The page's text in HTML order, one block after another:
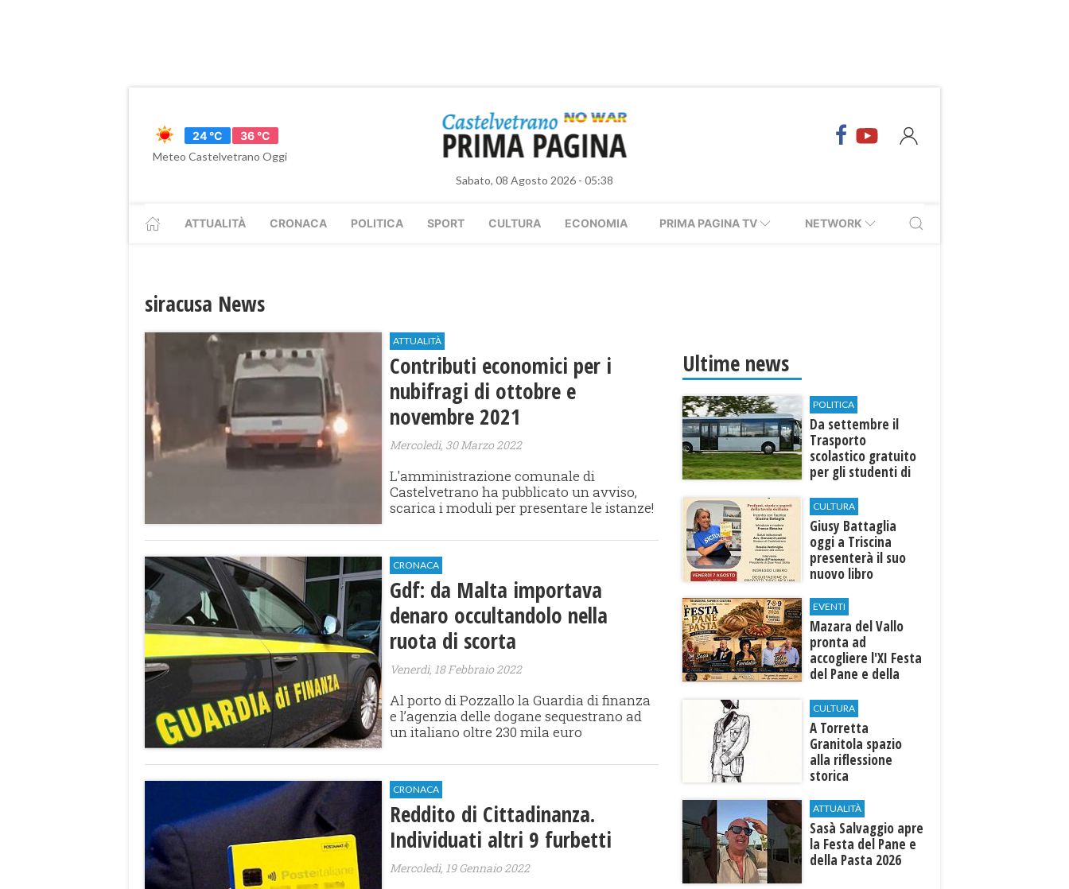
24 °C
36 °C
Meteo Castelvetrano Oggi
Sabato, 08 Agosto 2026 - 05:38
ATTUALITÀ CRONACA POLITICA SPORT CULTURA ECONOMIA PRIMA PAGINA TV NETWORK
siracusa News
ATTUALITÀ
Contributi economici per i
nubifragi di ottobre e
novembre 2021
Mercoledì, 30 Marzo 2022
L'amministrazione comunale di
Castelvetrano ha pubblicato un avviso,
scarica i moduli per presentare le istanze!
CRONACA
Gdf: da Malta importava
denaro occultandolo nella
ruota di scorta
Venerdì, 18 Febbraio 2022
Al porto di Pozzallo la Guardia di finanza
e l’agenzia delle dogane sequestrano ad
un italiano oltre 230 mila euro
CRONACA
Reddito di Cittadinanza.
Individuati altri 9 furbetti
Mercoledì, 19 Gennaio 2022
Ultime news
POLITICA
Da settembre il
Trasporto
scolastico gratuito
per gli studenti di
CULTURA
Giusy Battaglia
oggi a Triscina
presenterà il suo
nuovo libro
EVENTI
Mazara del Vallo
pronta ad
accogliere l'XI Festa
del Pane e della
CULTURA
​A Torretta
Granitola spazio
alla riflessione
storica
ATTUALITÀ
Sasà Salvaggio apre
la Festa del Pane e
della Pasta 2026